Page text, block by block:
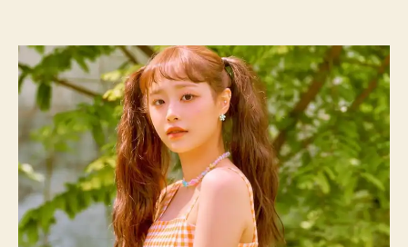
r
d
o
p
o
s
t
d
e
p
u
b
l
i
c
l
o
c
k
B
e
r
r
y
C